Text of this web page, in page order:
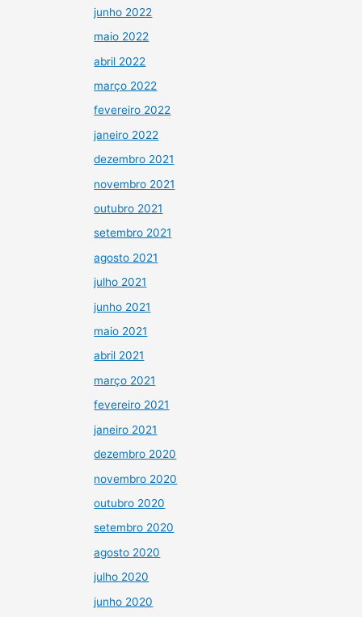
junho 2022
maio 2022
abril 2022
março 2022
fevereiro 2022
janeiro 2022
dezembro 2021
novembro 2021
outubro 2021
setembro 2021
agosto 2021
julho 2021
junho 2021
maio 2021
abril 2021
março 2021
fevereiro 2021
janeiro 2021
dezembro 2020
novembro 2020
outubro 2020
setembro 2020
agosto 2020
julho 2020
junho 2020